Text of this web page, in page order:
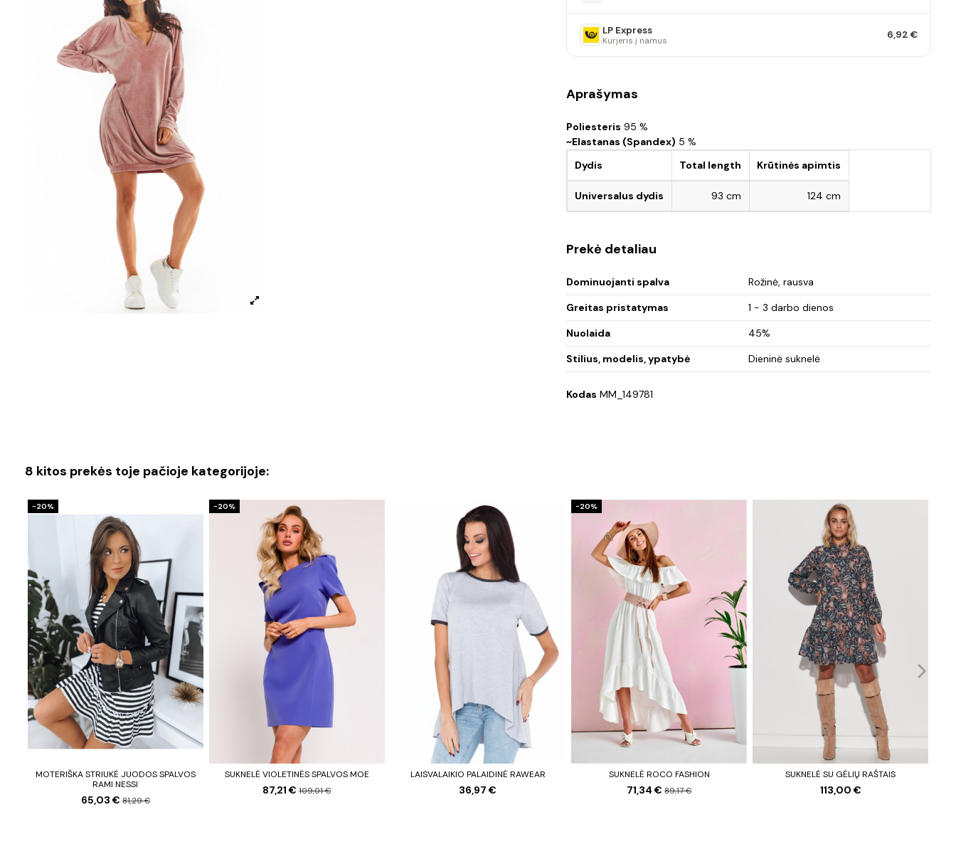
LP Express
Kurjeris į namus 6,92 €
Aprašymas
Poliesteris 95 %
~Elastanas (Spandex) 5 %
Dydis
Total length Krūtinės apimtis
Universalus dydis 93 cm 124 cm
Prekė detaliau
Dominuojanti spalva
Rožinė, rausva
Greitas pristatymas
1 - 3 darbo dienos
Nuolaida
45%
Stilius, modelis, ypatybė
Dieninė suknelė
Kodas MM_149781
8 kitos prekės toje pačioje kategorijoje:
−20%
MOTERIŠKA STRIUKĖ JUODOS SPALVOS
RAMI NESSI
65,03 € 81,29 €
−20%
SUKNELĖ VIOLETINĖS SPALVOS MOE
87,21 €109,01 €
LAISVALAIKIO PALAIDINĖ RAWEAR
36,97 €
−20%
SUKNELĖ ROCO FASHION
71,34 €89,17 €
SUKNELĖ SU GĖLIŲ RAŠTAIS
113,00 €